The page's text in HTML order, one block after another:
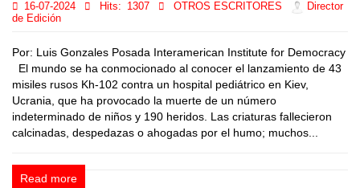
16-07-2024 Hits: 1307 OTROS ESCRITORES
Director
de Edición
Por: Luis Gonzales Posada Interamerican Institute for Democracy
El mundo se ha conmocionado al conocer el lanzamiento de 43
misiles rusos Kh-102 contra un hospital pediátrico en Kiev,
Ucrania, que ha provocado la muerte de un número
indeterminado de niños y 190 heridos. Las criaturas fallecieron
calcinadas, despedazas o ahogadas por el humo; muchos...
Read more